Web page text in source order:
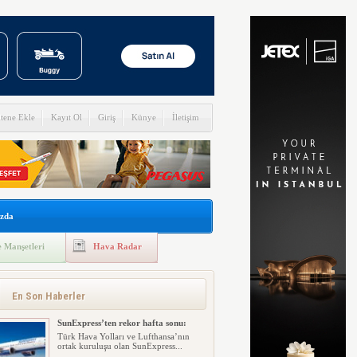
Ekle Kayıt Ol Giriş Künye İletişim
Manşetleri Hava Radar
En Son Haberler
SunExpress’ten rekor hafta sonu:
Türk Hava Yolları ve Lufthansa’nın
ortak kuruluşu olan SunExpress...